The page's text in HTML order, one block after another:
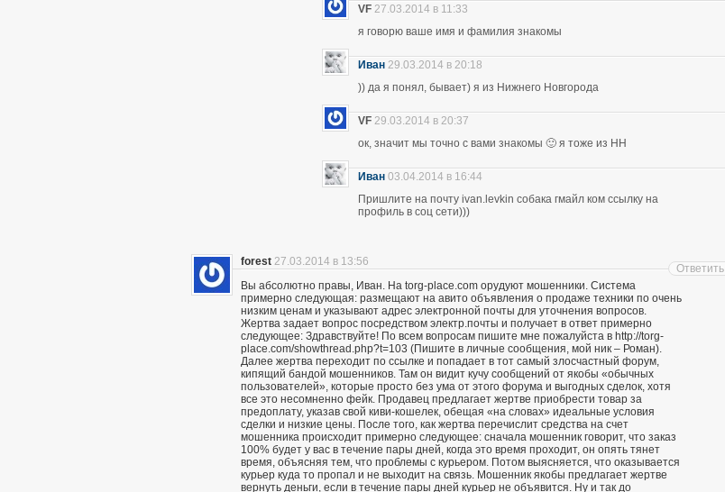
VF 27.03.2014 в 11:33
я говорю ваше имя и фамилия знакомы
Иван 29.03.2014 в 20:18
)) да я понял, бывает) я из Нижнего Новгорода
VF 29.03.2014 в 20:37
ок, значит мы точно с вами знакомы 🙂 я тоже из НН
Иван 03.04.2014 в 16:44
Пришлите на почту ivan.levkin собака гмайл ком ссылку на
профиль в соц сети)))
forest 27.03.2014 в 13:56
Вы абсолютно правы, Иван. На torg-place.com орудуют мошенники. Система
примерно следующая: размещают на авито объявления о продаже техники по очень
низким ценам и указывают адрес электронной почты для уточнения вопросов.
Жертва задает вопрос посредством электр.почты и получает в ответ примерно
следующее: Здравствуйте! По всем вопросам пишите мне пожалуйста в http://torg-
place.com/showthread.php?t=103 (Пишите в личные сообщения, мой ник – Роман).
Далее жертва переходит по ссылке и попадает в тот самый злосчастный форум,
кипящий бандой мошенников. Там он видит кучу сообщений от якобы «обычных
пользователей», которые просто без ума от этого форума и выгодных сделок, хотя
все это несомненно фейк. Продавец предлагает жертве приобрести товар за
предоплату, указав свой киви-кошелек, обещая «на словах» идеальные условия
сделки и низкие цены. После того, как жертва перечислит средства на счет
мошенника происходит примерно следующее: сначала мошенник говорит, что заказ
100% будет у вас в течение пары дней, когда это время проходит, он опять тянет
время, объясняя тем, что проблемы с курьером. Потом выясняется, что оказывается
курьер куда то пропал и не выходит на связь. Мошенник якобы предлагает жертве
вернуть деньги, если в течение пары дней курьер не объявится. Ну и так до
Ответить